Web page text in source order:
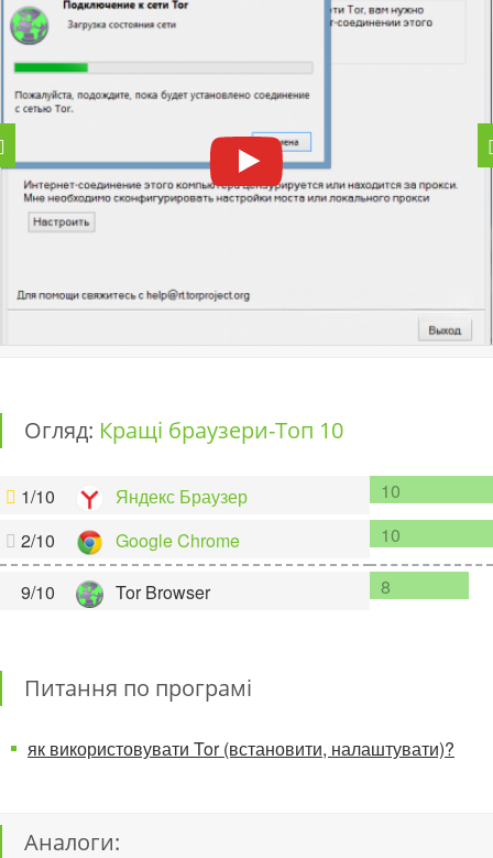
Огляд: Кращі браузери-Топ 10
1/10
Яндекс Браузер
2/10
Google Chrome
9/10 Tor Browser
10
10
8
Питання по програмі
як використовувати Tor (встановити, налаштувати)?
Аналоги: